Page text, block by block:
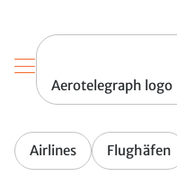
Aerotelegraph logo
Airlines Flughäfen